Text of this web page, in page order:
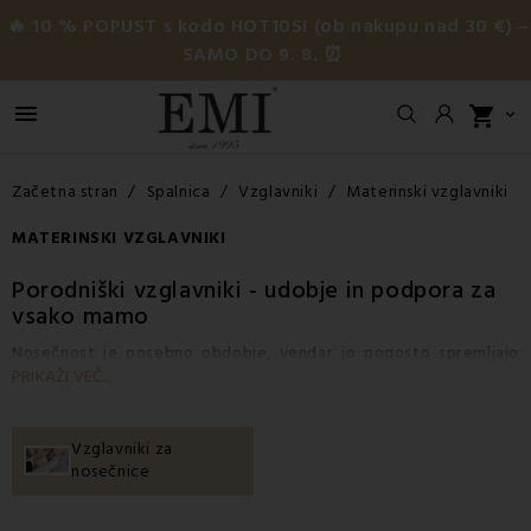
🔥 10 % POPUST s kodo HOT10SI (ob nakupu nad 30 €) –
SAMO DO 9. 8. ⏰
 shopping_cart 
Začetna stran Spalnica Vzglavniki
Materinski vzglavniki
MATERINSKI VZGLAVNIKI
Porodniški vzglavniki - udobje in podpora za
vsako mamo
Nosečnost je posebno obdobje, vendar jo pogosto spremljajo
nelagodje, bolečine v hrbtu ali težave s spanjem. Zato so tu
in zagotavljajo podporo točno tam, kjer jo najbolj potrebujete.
Našivzglavniki zmanjšujejo pritisk na hrbtenico, medenico
PRIKAŽI VEČ...
Vzglavniki za
nosečnice